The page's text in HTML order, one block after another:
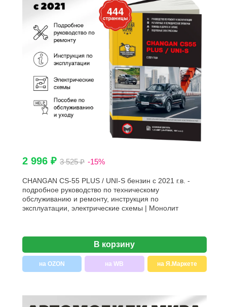
2 996 ₽ 3 525 ₽ -15%
CHANGAN CS-55 PLUS / UNI-S бензин с 2021 г.в. -
подробное руководство по техническому
обслуживанию и ремонту, инструкция по
эксплуатации, электрические схемы | Монолит
В корзину
на OZON на WB на Я.Маркете